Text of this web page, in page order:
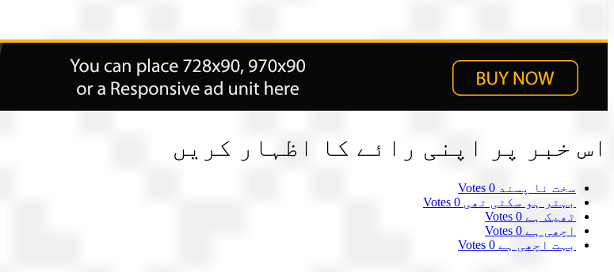
اس خبر پر اپنی رائے کا اظہار کریں
سخت نا پسند 0 Votes
بہتر ہو سکتی تھی 0 Votes
ٹھیک ہے 0 Votes
اچھی ہے 0 Votes
بہت اچھی ہے 0 Votes